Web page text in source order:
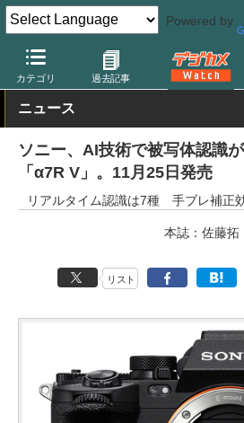
Powered by
カテゴリ 過去記事
デジカメ Watch カメラ ミラーレスカ
ニュース
ソニー、AI技術で被写体認識
「α7R V」。11月25日発売
リアルタイム認識は7種 手ブレ補正
本誌：佐藤拓
リスト